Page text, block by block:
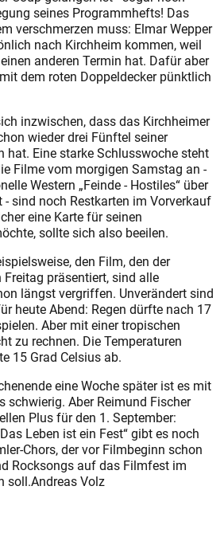
seines Programmhefts! Das
verschmerzen muss: Elmar Wepper
nach Kirchheim kommen, weil
anderen Termin hat. Dafür aber
dem roten Doppeldecker pünktlich
inzwischen, dass das Kirchheimer
wieder drei Fünftel seiner
hat. Eine starke Schlusswoche steht
Filme vom morgigen Samstag an -
Western „Feinde - Hostiles“ über
sind noch Restkarten im Vorverkauf
eine Karte für seinen
sollte sich also beeilen.
den Film, den der
präsentiert, sind alle
längst vergriffen. Unverändert sind
heute Abend: Regen dürfte nach 17
Aber mit einer tropischen
zu rechnen. Die Temperaturen
15 Grad Celsius ab.
eine Woche später ist es mit
schwierig. Aber Reimund Fischer
Plus für den 1. September:
Leben ist ein Fest“ gibt es noch
Chors, der vor Filmbeginn schon
Rocksongs auf das Filmfest im
soll.Andreas Volz